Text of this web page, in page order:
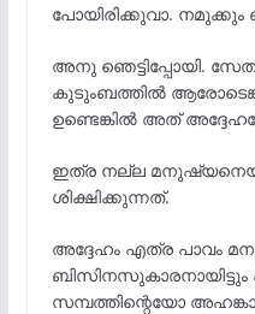
പോയിരിക്കുവാ. നമുക്കും
അനു ഞെട്ടിപ്പോയി.
കുടുംബത്തിൽ
ഉണ്ടെങ്കിൽ അത്
ഇത്ര നല്ല
ശിക്ഷിക്കുന്നത്.
അദ്ദേഹം എത്ര പാവം
സമ്പത്തിന്റെയോ